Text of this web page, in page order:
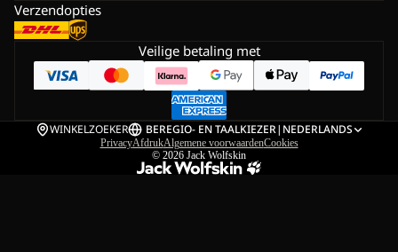
Verzendopties
Veilige betaling met
WINKELZOEKER BEREGIO- EN TAALKIEZER| NEDERLANDS
PrivacyAfdrukAlgemene voorwaardenCookies
© 2026 Jack Wolfskin